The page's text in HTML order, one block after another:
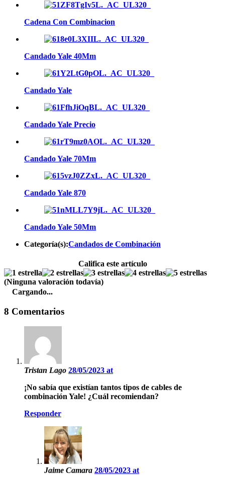
Cadena Con Combinacion
Candado Yale 40Mm
Candado Yale
Candado Yale Precio
Candado Yale 70Mm
Candado Yale 870
Candado Yale 50Mm
Categoría(s):Candados de Combinación
Califica este artículo
(Ninguna valoración todavía)
Cargando...
8 Comentarios
Tristan Lago 28/05/2023 at
¡No sabía que existían tantos tipos de cables de
combinación Yale! ¿Cuál recomiendan?
Responder
Jaime Camara 28/05/2023 at